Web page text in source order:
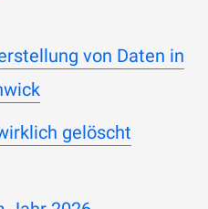
von Daten in
gelöscht